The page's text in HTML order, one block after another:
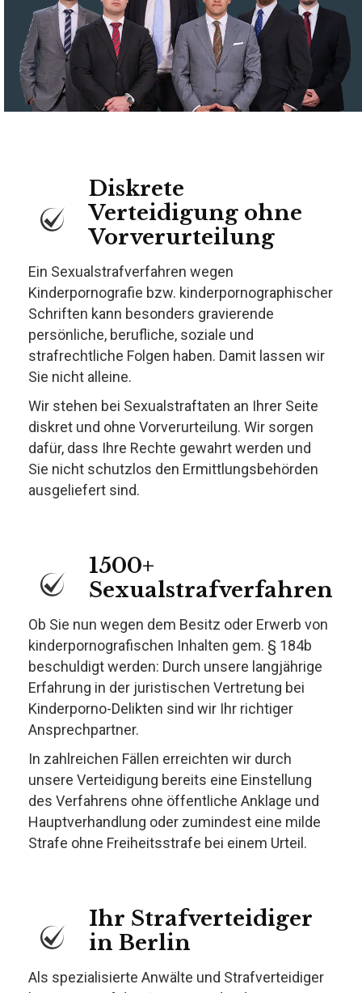
Diskrete
Verteidigung ohne
Vorverurteilung
Ein Sexualstrafverfahren wegen
Kinderpornografie bzw. kinderpornographischer
Schriften kann besonders gravierende
persönliche, berufliche, soziale und
strafrechtliche Folgen haben. Damit lassen wir
Sie nicht alleine.
Wir stehen bei Sexualstraftaten an Ihrer Seite
diskret und ohne Vorverurteilung. Wir sorgen
dafür, dass Ihre Rechte gewahrt werden und
Sie nicht schutzlos den Ermittlungsbehörden
ausgeliefert sind.
1500+
Sexualstrafverfahren
Ob Sie nun wegen dem Besitz oder Erwerb von
kinderpornografischen Inhalten gem. § 184b
beschuldigt werden: Durch unsere langjährige
Erfahrung in der juristischen Vertretung bei
Kinderporno-Delikten sind wir Ihr richtiger
Ansprechpartner.
In zahlreichen Fällen erreichten wir durch
unsere Verteidigung bereits eine Einstellung
des Verfahrens ohne öffentliche Anklage und
Hauptverhandlung oder zumindest eine milde
Strafe ohne Freiheitsstrafe bei einem Urteil.
Ihr Strafverteidiger
in Berlin
Als spezialisierte Anwälte und Strafverteidiger